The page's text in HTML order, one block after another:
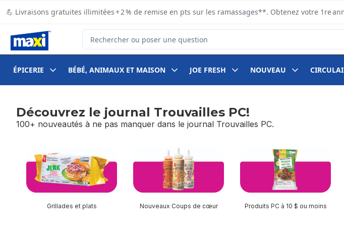
💪 Livraisons gratuites illimitées + 2 % de remise en pts sur les ramassages**. Obtenez votre 1re
Rechercher des produits
ÉPICERIE BÉBÉ, ANIMAUX ET MAISON JOE FRESH NOUVEAU
Découvrez le journal Trouvailles PC!
100+ nouveautés à ne pas manquer dans le journal Trouvailles PC.
sauter Découvrez le journal Trouvailles PC!
Grillades et plats Nouveaux Coups de cœur Produits PC à 10 $ ou moins